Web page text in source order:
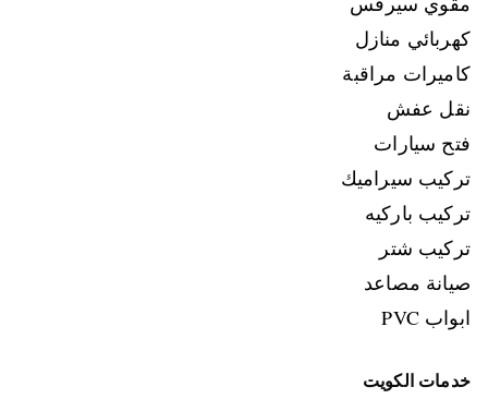
كهربائي منازل
كاميرات مراقبة
نقل عفش
فتح سيارات
تركيب سيراميك
تركيب باركيه
تركيب شتر
صيانة مصاعد
ابواب PVC
خدمات الكويت